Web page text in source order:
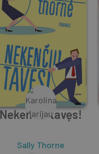
Nekenčiu tavęs!
Sally Thorne